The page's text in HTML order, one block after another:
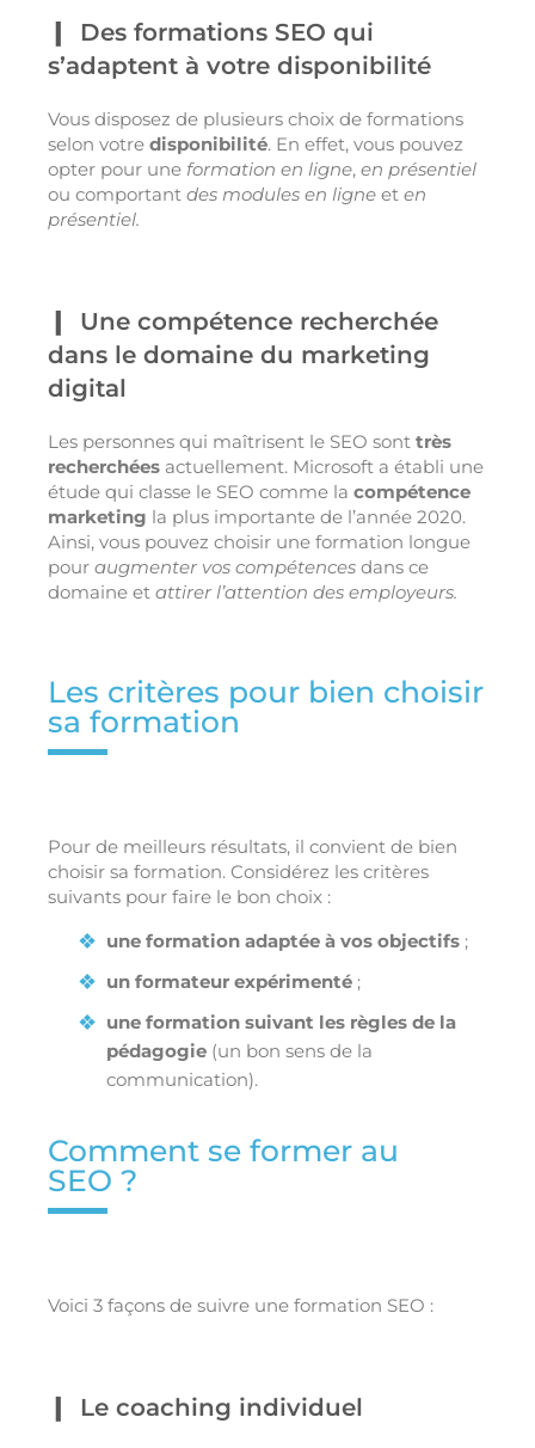
Des formations SEO qui
s’adaptent à votre disponibilité
Vous disposez de plusieurs choix de formations
selon votre disponibilité. En effet, vous pouvez
opter pour une formation en ligne, en présentiel
ou comportant des modules en ligne et en
présentiel.
Une compétence recherchée
dans le domaine du marketing
digital
Les personnes qui maîtrisent le SEO sont très
recherchées actuellement. Microsoft a établi une
étude qui classe le SEO comme la compétence
marketing la plus importante de l’année 2020.
Ainsi, vous pouvez choisir une formation longue
pour augmenter vos compétences dans ce
domaine et attirer l’attention des employeurs.
Les critères pour bien choisir
sa formation
Pour de meilleurs résultats, il convient de bien
choisir sa formation. Considérez les critères
suivants pour faire le bon choix :
une formation adaptée à vos objectifs ;
un formateur expérimenté ;
une formation suivant les règles de la
pédagogie (un bon sens de la
communication).
Comment se former au
SEO ?
Voici 3 façons de suivre une formation SEO :
Le coaching individuel